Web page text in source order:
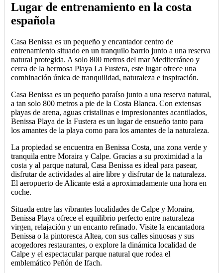
Lugar de entrenamiento en la costa
española
Casa Benissa es un pequeño y encantador centro de
entrenamiento situado en un tranquilo barrio junto a una reserva
natural protegida. A solo 800 metros del mar Mediterráneo y
cerca de la hermosa Playa La Fustera, este lugar ofrece una
combinación única de tranquilidad, naturaleza e inspiración.
Casa Benissa es un pequeño paraíso junto a una reserva natural,
a tan solo 800 metros a pie de la Costa Blanca. Con extensas
playas de arena, aguas cristalinas e impresionantes acantilados,
Benissa Playa de la Fustera es un lugar de ensueño tanto para
los amantes de la playa como para los amantes de la naturaleza.
La propiedad se encuentra en Benissa Costa, una zona verde y
tranquila entre Moraira y Calpe. Gracias a su proximidad a la
costa y al parque natural, Casa Benissa es ideal para pasear,
disfrutar de actividades al aire libre y disfrutar de la naturaleza.
El aeropuerto de Alicante está a aproximadamente una hora en
coche.
Situada entre las vibrantes localidades de Calpe y Moraira,
Benissa Playa ofrece el equilibrio perfecto entre naturaleza
virgen, relajación y un encanto refinado. Visite la encantadora
Benissa o la pintoresca Altea, con sus calles sinuosas y sus
acogedores restaurantes, o explore la dinámica localidad de
Calpe y el espectacular parque natural que rodea el
emblemático Peñón de Ifach.